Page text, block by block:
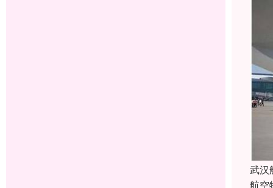
武汉
航空